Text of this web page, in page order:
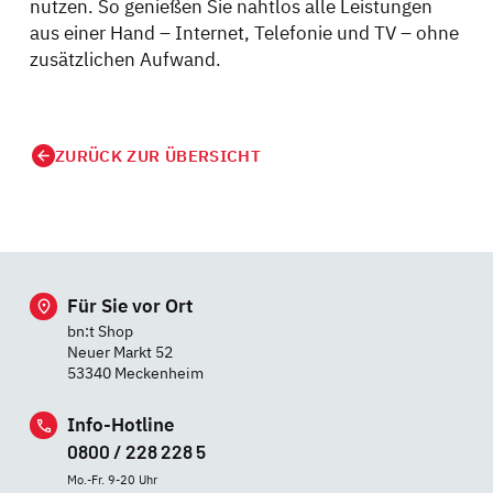
nutzen. So genießen Sie nahtlos alle Leistungen
aus einer Hand – Internet, Telefonie und TV – ohne
zusätzlichen Aufwand.
ZURÜCK ZUR ÜBERSICHT
Für Sie vor Ort
bn:t Shop
Neuer Markt 52
53340 Meckenheim
Info-Hotline
0800 / 228 228 5
Mo.-Fr. 9-20 Uhr